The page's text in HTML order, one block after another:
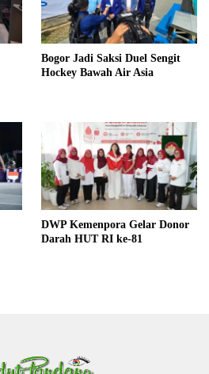
Bogor Jadi Saksi Duel Sengit
Hockey Bawah Air Asia
DWP Kemenpora Gelar Donor
Darah HUT RI ke-81